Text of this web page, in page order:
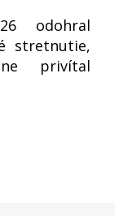
odohral
stretnutie,
privítal